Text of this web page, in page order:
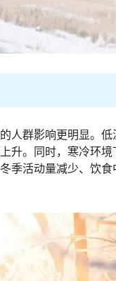
人群影响更明显。
升。同时，寒冷环
季活动量减少、饮